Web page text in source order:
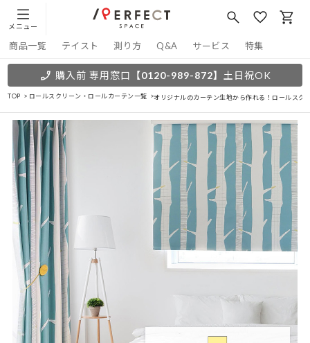
メニュー
商品一覧 テイスト 測り方 Q&A サービス 特集
購入前 専用窓口 【0120-989-872】 土日祝OK
TOP ロールスクリーン・ロールカーテン一覧 オリジナルのカーテン生地から作れる！ロールスク